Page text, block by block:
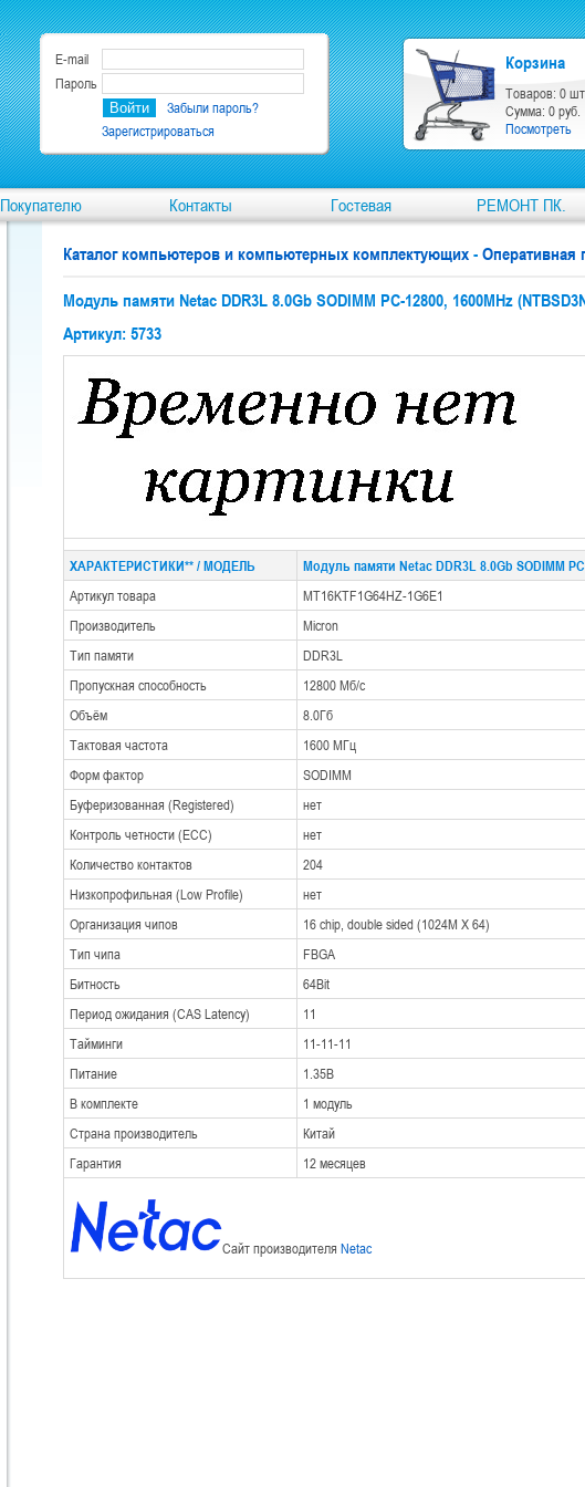
E-mail
Пароль
Забыли пароль?
Зарегистрироваться
Корзина
Товаров: 0 шт.
Сумма: 0 руб.
Посмотреть
Покупателю Контакты Гостевая РЕМОНТ ПК.
Каталог компьютеров и компьютерных комплектующих - Оперативная
Модуль памяти Netac DDR3L 8.0Gb SODIMM PC-12800, 1600MHz
Артикул: 5733
ХАРАКТЕРИСТИКИ** / МОДЕЛЬ
Модуль памяти Netac DDR3L 8.0Gb SODIMM
Артикул товара
MT16KTF1G64HZ-1G6E1
Производитель
Micron
Тип памяти
DDR3L
Пропускная способность
12800 Мб/с
Объём
8.0Гб
Тактовая частота
1600 МГц
Форм фактор
SODIMM
Буферизованная (Registered)
нет
Контроль четности (ECC)
нет
Количество контактов
204
Низкопрофильная (Low Profile)
нет
Организация чипов
16 chip, double sided (1024M X 64)
Тип чипа
FBGA
Битность
64Bit
Период ожидания (CAS Latency)
11
Тайминги
11-11-11
Питание
1.35В
В комплекте
1 модуль
Страна производитель
Китай
Гарантия
12 месяцев
Сайт производителя Netac